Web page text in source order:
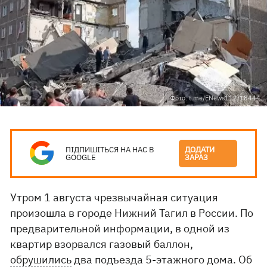
Фото: t.me/ENews112/18444
ПІДПИШІТЬСЯ НА НАС В
GOOGLE
ДОДАТИ
ЗАРАЗ
Утром 1 августа чрезвычайная ситуация
произошла в городе Нижний Тагил в России. По
предварительной информации, в одной из
квартир взорвался газовый баллон,
обрушилисьдва подъезда 5-этажного дома. Об